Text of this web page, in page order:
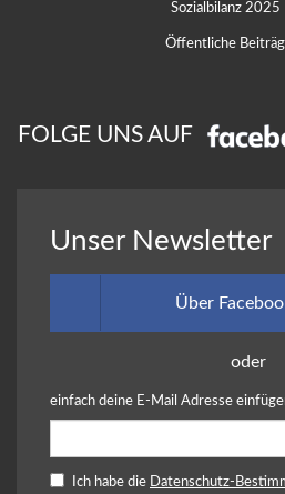
Sozialbilanz 2025
Öffentliche
FOLGE UNS AUF
Unser Newsletter
Über
oder
einfach deine E-Mail Adresse
Ich habe die Datenschutz-